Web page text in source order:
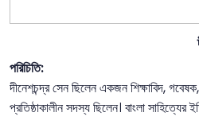
পরিচিতি:
দীনেশচন্দ্র সেন ছিলেন একজন শিক্ষাবিদ,
প্রতিষ্ঠাকালীন সদস্য ছিলেন। বাংলা সাহিত্যের